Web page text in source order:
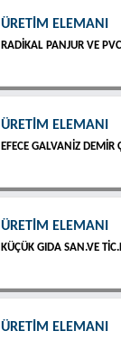
ÜRETİM ELEMANI
RADİKAL PANJUR VE
ÜRETİM ELEMANI
EFECE GALVANİZ DEMİR
ÜRETİM ELEMANI
KÜÇÜK GIDA SAN.VE
ÜRETİM ELEMANI